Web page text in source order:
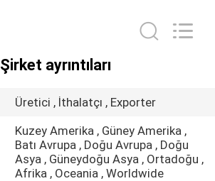
Şirket ayrıntıları
Üretici , İthalatçı , Exporter
Kuzey Amerika , Güney Amerika ,
Batı Avrupa , Doğu Avrupa , Doğu
Asya , Güneydoğu Asya , Ortadoğu ,
Afrika , Oceania , Worldwide